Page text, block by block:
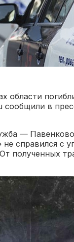
области
сообщили в
—
справился с
полученных